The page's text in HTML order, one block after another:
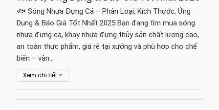
🐟 Sóng Nhựa Đựng Cá – Phân Loại, Kích Thước, Ứng
Dụng & Báo Giá Tốt Nhất 2025 Bạn đang tìm mua sóng
nhựa đựng cá, khay nhựa đựng thủy sản chất lượng cao,
an toàn thực phẩm, giá rẻ tại xưởng và phù hợp cho chế
biến – vận…
Xem chi tiết »